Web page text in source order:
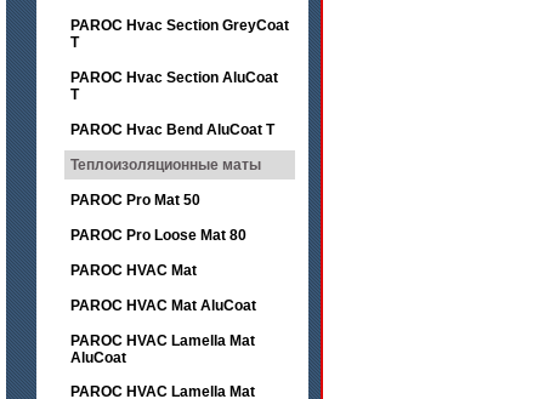
PAROC Hvac Section GreyCoat
T
PAROC Hvac Section AluCoat
T
PAROC Hvac Bend AluCoat T
Теплоизоляционные маты
PAROC Pro Mat 50
PAROC Pro Loose Mat 80
PAROC HVAC Mat
PAROC HVAC Mat AluCoat
PAROC HVAC Lamella Mat
AluCoat
PAROC HVAC Lamella Mat